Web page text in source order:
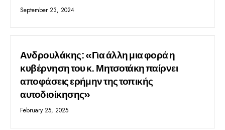
September 23, 2024
Ανδρουλάκης: «Για άλλη μια φορά η
κυβέρνηση του κ. Μητσοτάκη παίρνει
αποφάσεις ερήμην της τοπικής
αυτοδιοίκησης»
February 25, 2025